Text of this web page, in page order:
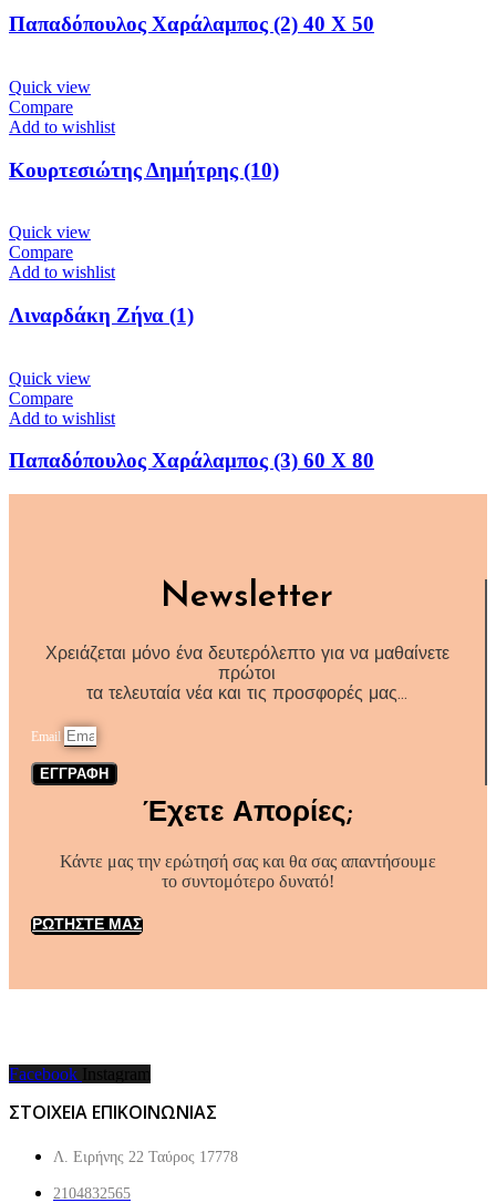
Παπαδόπουλος Χαράλαμπος (2) 40 X 50
Quick view
Compare
Add to wishlist
Κουρτεσιώτης Δημήτρης (10)
Quick view
Compare
Add to wishlist
Λιναρδάκη Ζήνα (1)
Quick view
Compare
Add to wishlist
Παπαδόπουλος Χαράλαμπος (3) 60 Χ 80
Newsletter
Χρειάζεται μόνο ένα δευτερόλεπτο για να μαθαίνετε
πρώτοι
τα τελευταία νέα και τις προσφορές μας…
Email
ΕΓΓΡΑΦΗ
Έχετε Απορίες;
Κάντε μας την ερώτησή σας και θα σας απαντήσουμε
το συντομότερο δυνατό!
ΡΩΤΗΣΤΕ ΜΑΣ
Facebook Instagram
ΣΤΟΙΧΕΙΑ ΕΠΙΚΟΙΝΩΝΙΑΣ
Λ. Ειρήνης 22 Ταύρος 17778
2104832565